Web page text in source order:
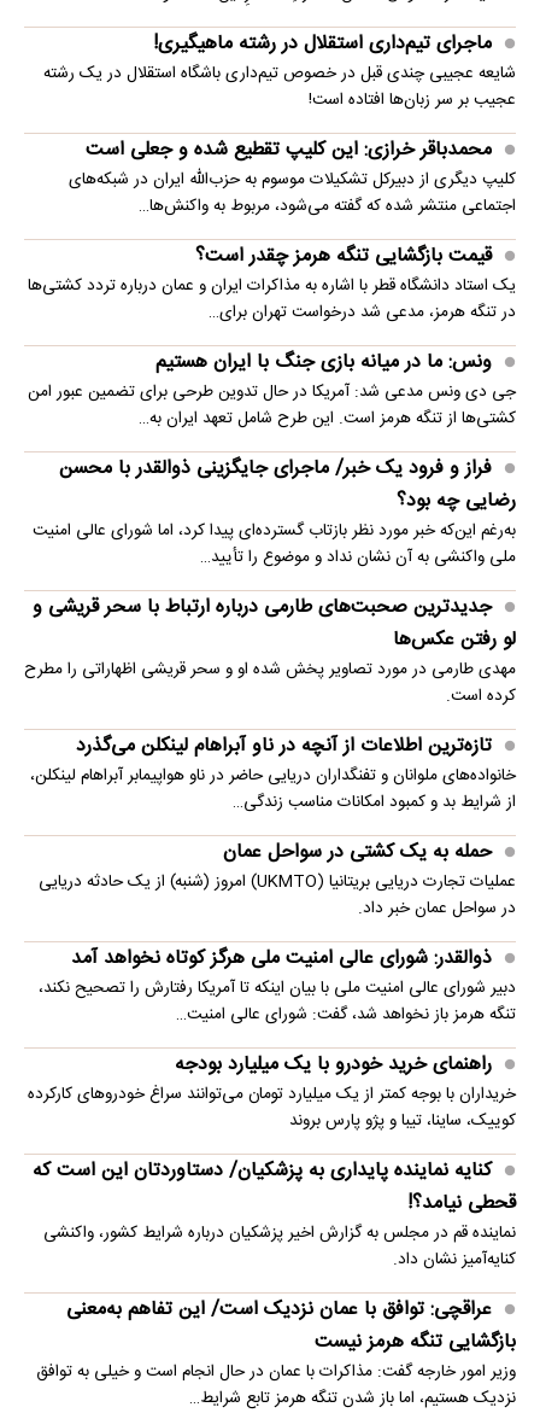
ماجرای تیم‌داری استقلال در رشته ماهیگیری!
شایعه عجیبی چندی قبل در خصوص تیم‌داری باشگاه استقلال در یک رشته
عجیب بر سر زبان‌ها افتاده است!
محمدباقر خرازی: این کلیپ تقطیع شده و جعلی است
کلیپ دیگری از دبیرکل تشکیلات موسوم به حزب‌الله ایران در شبکه‌های
اجتماعی منتشر شده که گفته می‌شود، مربوط به واکنش‌ها…
قیمت بازگشایی تنگه هرمز چقدر است؟
یک استاد دانشگاه قطر با اشاره به مذاکرات ایران و عمان درباره تردد کشتی‌ها
در تنگه هرمز، مدعی شد درخواست تهران برای…
ونس: ما در میانه بازی جنگ با ایران هستیم
جی دی ونس مدعی شد: آمریکا در حال تدوین طرحی برای تضمین عبور امن
کشتی‌ها از تنگه هرمز است. این طرح شامل تعهد ایران به…
فراز و فرود یک خبر/ ماجرای جایگزینی ذوالقدر با محسن
رضایی چه بود؟
به‌رغم این‌که خبر مورد نظر بازتاب گسترده‌ای پیدا کرد، اما شورای عالی امنیت
ملی واکنشی به آن نشان نداد و موضوع را تأیید…
جدیدترین صحبت‌های طارمی درباره ارتباط با سحر قریشی و
لو رفتن عکس‌ها
مهدی طارمی در مورد تصاویر پخش شده او و سحر قریشی اظهاراتی را مطرح
کرده است.
تازه‌ترین اطلاعات از آنچه در ناو آبراهام لینکلن می‌گذرد
خانواده‌های ملوانان و تفنگداران دریایی حاضر در ناو هواپیمابر آبراهام لینکلن،
از شرایط بد و کمبود امکانات مناسب زندگی…
حمله به یک کشتی در سواحل عمان
عملیات تجارت دریایی بریتانیا (UKMTO) امروز (شنبه) از یک حادثه دریایی
در سواحل عمان خبر داد.
ذوالقدر: شورای عالی امنیت ملی هرگز کوتاه نخواهد آمد
دبیر شورای عالی امنیت ملی با بیان اینکه تا آمریکا رفتارش را تصحیح نکند،
تنگه هرمز باز نخواهد شد، گفت: شورای عالی امنیت…
راهنمای خرید خودرو با یک میلیارد بودجه
خریداران با بوجه کمتر از یک میلیارد تومان می‌توانند سراغ خودروهای کارکرده
کوییک، ساینا، تیبا و پژو پارس بروند
کنایه نماینده پایداری به پزشکیان/ دستاوردتان این است که
قحطی نیامد؟!
نماینده قم در مجلس به گزارش اخیر پزشکیان درباره شرایط کشور، واکنشی
کنایه‌آمیز نشان داد.
عراقچی: توافق با عمان نزدیک است/ این تفاهم به‌معنی
بازگشایی تنگه هرمز نیست
وزیر امور خارجه گفت: مذاکرات با عمان در حال انجام است و خیلی به توافق
نزدیک هستیم، اما باز شدن تنگه هرمز تابع شرایط…